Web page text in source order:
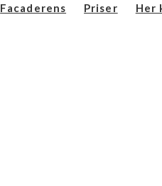
Facaderens Priser Her